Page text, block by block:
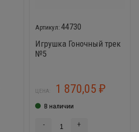
44730
Игрушка Гоночный трек
№5
ЦЕНА: 1 870,05₽
В наличии
- +